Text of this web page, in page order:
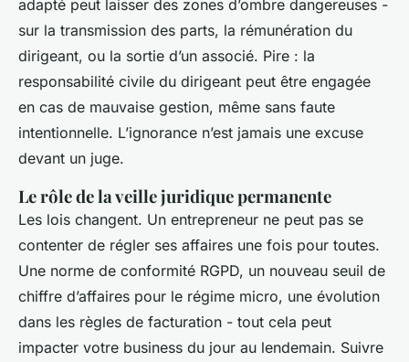
adapté peut laisser des zones d’ombre dangereuses -
sur la transmission des parts, la rémunération du
dirigeant, ou la sortie d’un associé. Pire : la
responsabilité civile du dirigeant peut être engagée
en cas de mauvaise gestion, même sans faute
intentionnelle. L’ignorance n’est jamais une excuse
devant un juge.
Le rôle de la veille juridique permanente
Les lois changent. Un entrepreneur ne peut pas se
contenter de régler ses affaires une fois pour toutes.
Une norme de conformité RGPD, un nouveau seuil de
chiffre d’affaires pour le régime micro, une évolution
dans les règles de facturation - tout cela peut
impacter votre business du jour au lendemain. Suivre